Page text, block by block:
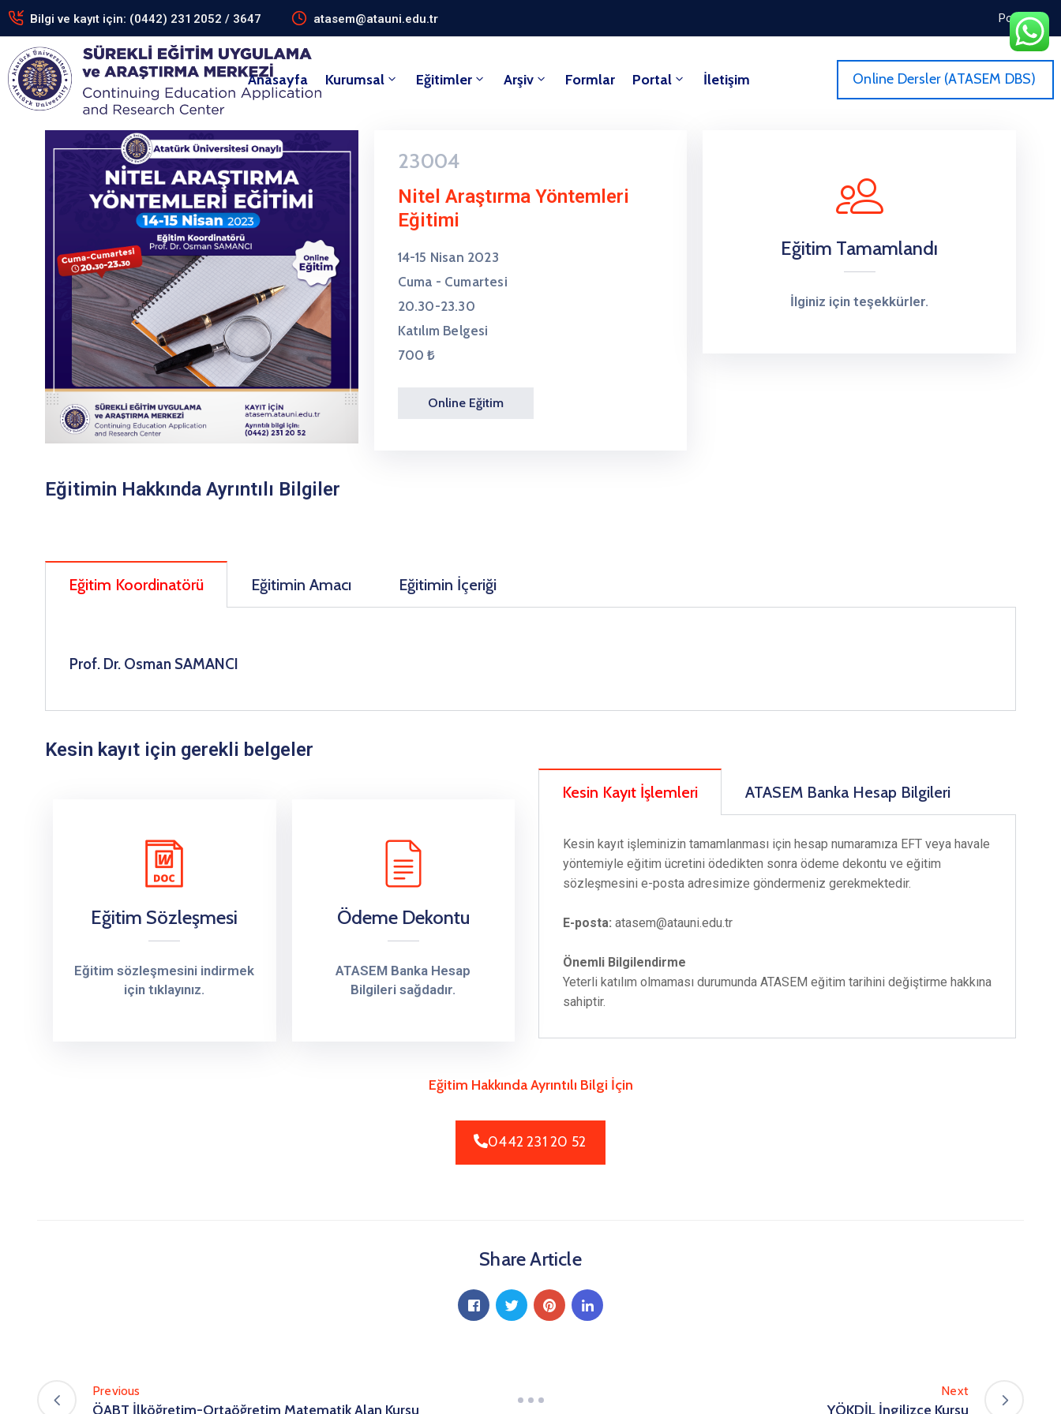
Bilgi ve kayıt için: (0442) 231 2052 / 3647 atasem@atauni.edu.tr Portal
Anasayfa Kurumsal Eğitimler Arşiv Formlar Portal İletişim Online Dersler (ATASEM DBS)
23004
Nitel Araştırma Yöntemleri
Eğitimi
14-15 Nisan 2023
Cuma - Cumartesi
20.30-23.30
Katılım Belgesi
700 ₺
Online Eğitim
Eğitim Tamamlandı
İlginiz için teşekkürler.
Eğitimin Hakkında Ayrıntılı Bilgiler
Eğitim Koordinatörü Eğitimin Amacı Eğitimin İçeriği
Prof. Dr. Osman SAMANCI
Kesin kayıt için gerekli belgeler
Eğitim Sözleşmesi
Eğitim sözleşmesini indirmek
için tıklayınız.
Ödeme Dekontu
ATASEM Banka Hesap
Bilgileri sağdadır.
Kesin Kayıt İşlemleri ATASEM Banka Hesap Bilgileri
Kesin kayıt işleminizin tamamlanması için hesap numaramıza EFT veya havale
yöntemiyle eğitim ücretini ödedikten sonra ödeme dekontu ve eğitim
sözleşmesini e-posta adresimize göndermeniz gerekmektedir.
E-posta: atasem@atauni.edu.tr
Önemli Bilgilendirme
Yeterli katılım olmaması durumunda ATASEM eğitim tarihini değiştirme hakkına
sahiptir.
Eğitim Hakkında Ayrıntılı Bilgi İçin
0442 231 20 52
Share Article
Previous
ÖABT İlköğretim-Ortaöğretim Matematik Alan Kursu
Next
YÖKDİL İngilizce Kursu